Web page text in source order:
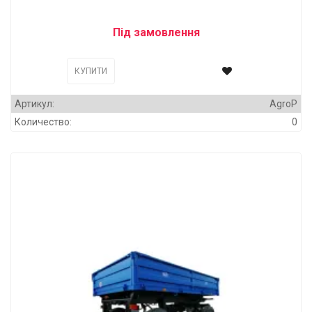
Під замовлення
КУПИТИ
Артикул:
AgroP
Количество:
0